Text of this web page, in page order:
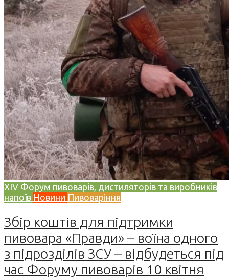
XIV Форум пивоварів, дистиляторів та виробників
напоїв Новини Пивоваріння
Збір коштів для підтримки
пивовара «Правди» – воїна одного
з підрозділів ЗСУ – відбудеться під
час Форуму пивоварів 10 квітня